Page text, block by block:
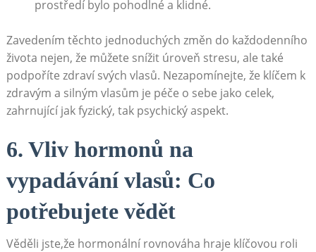
prostředí bylo pohodlné a klidné.
Zavedením těchto jednoduchých změn do každodenního
života nejen, že můžete snížit úroveň stresu,⁣ ale také
podpoříte zdraví svých vlasů. Nezapomínejte, že klíčem k
⁢zdravým ⁤a silným vlasům je péče o sebe jako​ celek,
zahrnující jak fyzický, tak psychický ‍aspekt.
6. Vliv hormonů na
vypadávání ‍vlasů: Co⁢
potřebujete vědět
Věděli jste,že hormonální rovnováha hraje ⁣klíčovou roli